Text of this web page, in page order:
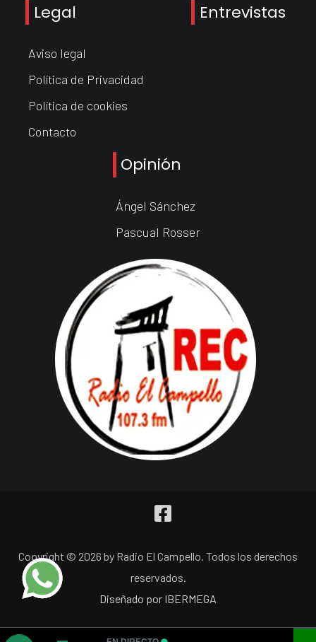
Legal
Aviso legal
Política de Privacidad
Política de cookies
Contacto
Entrevistas
Opinión
Ángel Sánchez
Pascual Rosser
Copyright © 2026 by Radio El Campello. Todos los derechos
reservados.
Diseñado por IBERMEGA